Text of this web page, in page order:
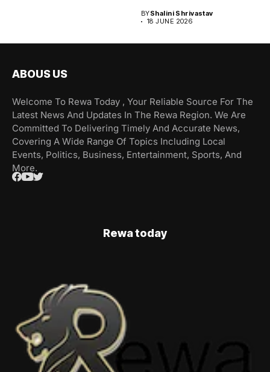
BYShalini Shrivastav
18 JUNE 2026
ABOUS US
Welcome To Rewa Today , Your Reliable Source For The
Latest News And Updates In The Rewa Region. We Are
Committed To Delivering Timely And Accurate News,
Covering A Wide Range Of Topics Including Local
Events, Politics, Business, Entertainment, Sports, And
More.
Rewa today